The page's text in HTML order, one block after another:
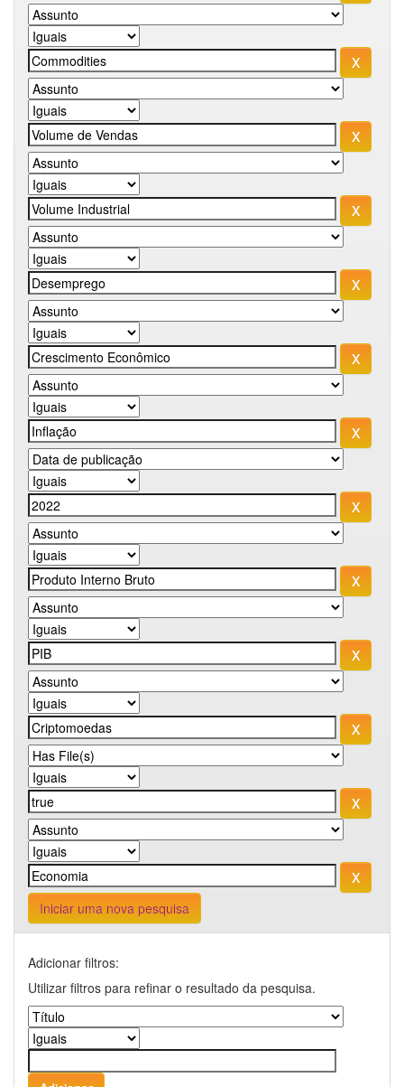
Iniciar uma nova pesquisa
Adicionar filtros:
Utilizar filtros para refinar o resultado da pesquisa.